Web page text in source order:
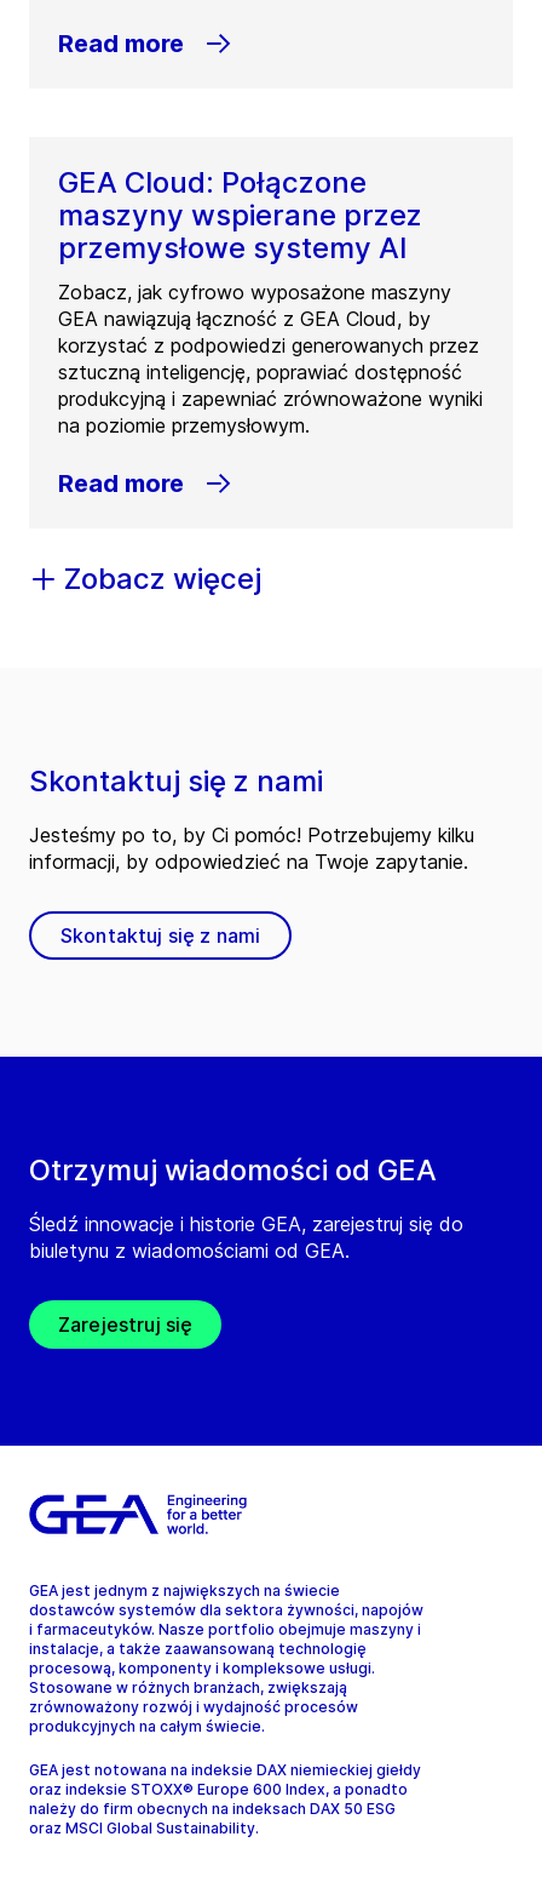
Read more
GEA Cloud: Połączone
maszyny wspierane przez
przemysłowe systemy AI
Zobacz, jak cyfrowo wyposażone maszyny
GEA nawiązują łączność z GEA Cloud, by
korzystać z podpowiedzi generowanych przez
sztuczną inteligencję, poprawiać dostępność
produkcyjną i zapewniać zrównoważone wyniki
na poziomie przemysłowym.
Read more
Zobacz więcej
Otrzymuj wiadomości od GEA
Śledź innowacje i historie GEA, zarejestruj się do
biuletynu z wiadomościami od GEA.
Zarejestruj się
Skontaktuj się z nami
Jesteśmy po to, by Ci pomóc! Potrzebujemy kilku
informacji, by odpowiedzieć na Twoje zapytanie.
Skontaktuj się z nami
GEA jest jednym z największych na świecie
dostawców systemów dla sektora żywności, napojów
i farmaceutyków. Nasze portfolio obejmuje maszyny i
instalacje, a także zaawansowaną technologię
procesową, komponenty i kompleksowe usługi.
Stosowane w różnych branżach, zwiększają
zrównoważony rozwój i wydajność procesów
produkcyjnych na całym świecie.
GEA jest notowana na indeksie DAX niemieckiej giełdy
oraz indeksie STOXX® Europe 600 Index, a ponadto
należy do firm obecnych na indeksach DAX 50 ESG
oraz MSCI Global Sustainability.